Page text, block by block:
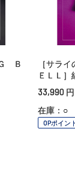
Ｂ
［サラ
ＥＬＬ］
33,990 円
在庫：○
OPポイン